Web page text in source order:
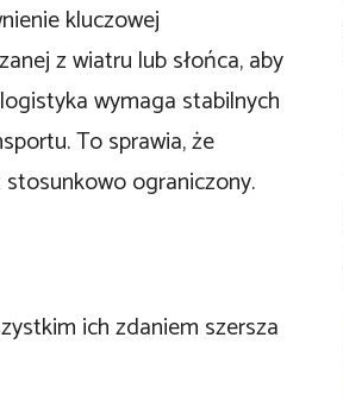
kluczowej
z wiatru lub słońca, aby
wymaga stabilnych
To sprawia, że
ograniczony.
ich zdaniem szersza